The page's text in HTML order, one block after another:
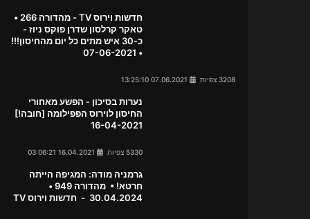
חדשות וירוס TV - מהדורה 266 •
טאקר קרלסון שדרן פוקס ניוז -
כ-30 איש מתים כל יום מהחיסון!!!
• 07-06-2021
3208 צפיות
נערות בסיכון - הפשע מאחורי
החיסון לוירוס הפפילומה [חובה!]
16-04-2021
5330 צפיות
גרמניה מודה: המגיפה הייתה
חרטא! • מהדורה 949 •
30.04.2024 - חדשות וירוס TV